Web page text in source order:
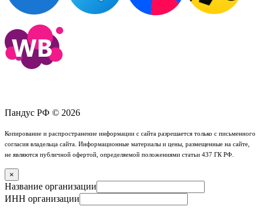
Пандус РФ © 2026
Копирование и распространение информации с сайта разрешается только с письменного
согласия владельца сайта. Информационные материалы и цены, размещенные на сайте,
не являются публичной офертой, определяемой положениями статьи 437 ГК РФ.
×
Название организации
ИНН организации